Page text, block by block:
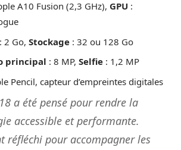
A10 Fusion (2,3 GHz), GPU :
: 2 Go, Stockage : 32 ou 128 Go
principal : 8 MP, Selfie : 1,2 MP
Pencil, capteur d’empreintes digitales
a été pensé pour rendre la
accessible et performante.
réfléchi pour accompagner les